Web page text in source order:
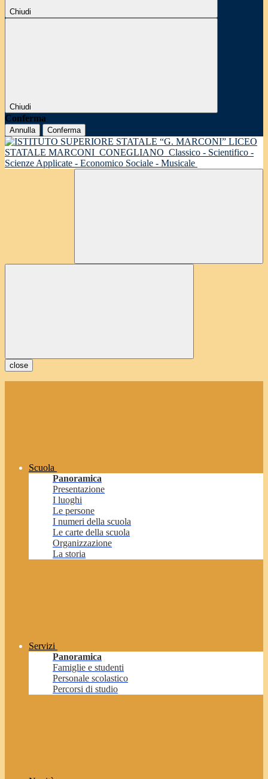
Chiudi
Chiudi
Conferma
Annulla Conferma
LICEO
STATALE MARCONI CONEGLIANO Classico - Scientifico -
Scienze Applicate - Economico Sociale - Musicale
close
Scuola
Panoramica
Presentazione
I luoghi
Le persone
I numeri della scuola
Le carte della scuola
Organizzazione
La storia
Servizi
Panoramica
Famiglie e studenti
Personale scolastico
Percorsi di studio